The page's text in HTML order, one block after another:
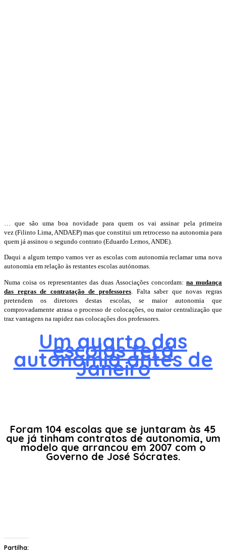
… que são uma boa novidade para quem os vai assinar pela primeira
vez (Filinto Lima, ANDAEP) mas que constitui um retrocesso na autonomia para
quem já assinou o segundo contrato (Eduardo Lemos, ANDE).
Daqui a algum tempo vamos ver as escolas com autonomia reclamar uma nova
autonomia em relação às restantes escolas autónomas.
Numa coisa os representantes das duas Associações concordam: na mudança
das regras de contratação de professores . Falta saber que novas regras
pretendem os diretores destas escolas, se maior autonomia que
comprovadamente atrasa o processo de colocações, ou maior centralização que
traz vantagens na rapidez nas colocações dos professores.
Um quarto das
escolas terá
autonomia antes de
Janeiro
Foram 104 escolas que se juntaram às 45
que já tinham contratos de autonomia, um
modelo que arrancou em 2007 com o
Governo de José Sócrates.
Partilha: